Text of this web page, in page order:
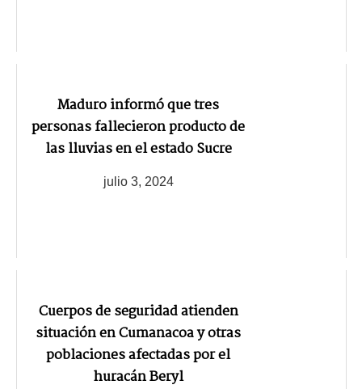
Maduro informó que tres
personas fallecieron producto de
las lluvias en el estado Sucre
julio 3, 2024
Cuerpos de seguridad atienden
situación en Cumanacoa y otras
poblaciones afectadas por el
huracán Beryl